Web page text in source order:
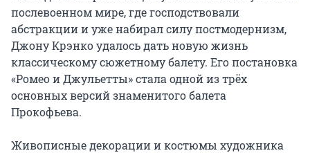
послевоенном мире, где господствовали
абстракции и уже набирал силу постмодернизм,
Джону Крэнко удалось дать новую жизнь
классическому сюжетному балету. Его постановка
«Ромео и Джульетты» стала одной из трёх
основных версий знаменитого балета
Прокофьева.
Живописные декорации и костюмы художника